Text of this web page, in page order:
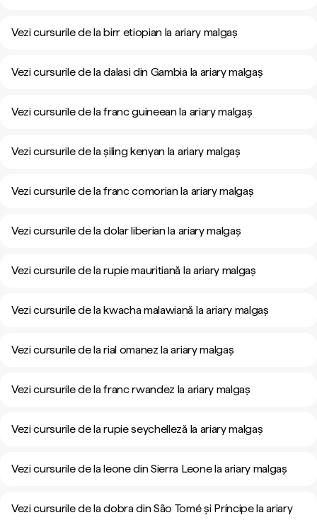
Vezi cursurile de la birr etiopian la ariary malgaș
Vezi cursurile de la dalasi din Gambia la ariary malgaș
Vezi cursurile de la franc guineean la ariary malgaș
Vezi cursurile de la șiling kenyan la ariary malgaș
Vezi cursurile de la franc comorian la ariary malgaș
Vezi cursurile de la dolar liberian la ariary malgaș
Vezi cursurile de la rupie mauritiană la ariary malgaș
Vezi cursurile de la kwacha malawiană la ariary malgaș
Vezi cursurile de la rial omanez la ariary malgaș
Vezi cursurile de la franc rwandez la ariary malgaș
Vezi cursurile de la rupie seychelleză la ariary malgaș
Vezi cursurile de la leone din Sierra Leone la ariary malgaș
Vezi cursurile de la dobra din São Tomé și Príncipe la ariary